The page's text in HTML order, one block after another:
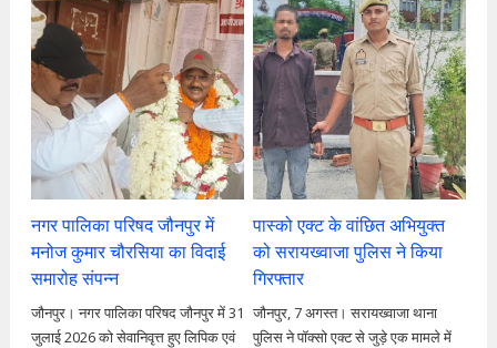
नगर पालिका परिषद जौनपुर में
मनोज कुमार चौरसिया का विदाई
समारोह संपन्न
जौनपुर। नगर पालिका परिषद जौनपुर में 31
जुलाई 2026 को सेवानिवृत्त हुए लिपिक एवं
पास्को एक्ट के वांछित अभियुक्त
को सरायख्वाजा पुलिस ने किया
गिरफ्तार
जौनपुर, 7 अगस्त। सरायख्वाजा थाना
पुलिस ने पॉक्सो एक्ट से जुड़े एक मामले में